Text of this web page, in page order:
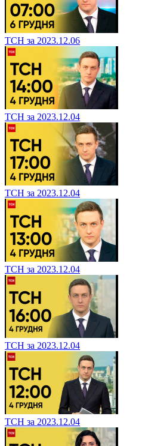
ТСН за 2023.12.06
ТСН за 2023.12.04
ТСН за 2023.12.04
ТСН за 2023.12.04
ТСН за 2023.12.04
ТСН за 2023.12.04